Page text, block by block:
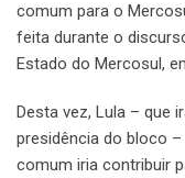
comum para o
feita durante o
Estado do Mercosul,
Desta vez, Lula – que
presidência do bloco
comum iria contribuir